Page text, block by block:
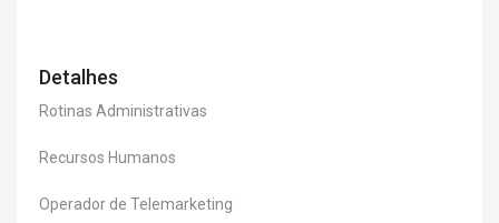
Detalhes
Rotinas Administrativas
Recursos Humanos
Operador de Telemarketing